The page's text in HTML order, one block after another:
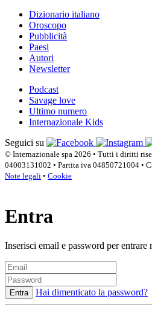
Dizionario italiano
Oroscopo
Pubblicità
Paesi
Autori
Newsletter
Podcast
Savage love
Ultimo numero
Internazionale Kids
Seguici su
© Internazionale spa 2026 • Tutti i diritti
04003131002 • Partita iva 04850721004 •
Note legali • Cookie
Entra
Inserisci email e password per entrare
Entra Hai dimenticato la password?